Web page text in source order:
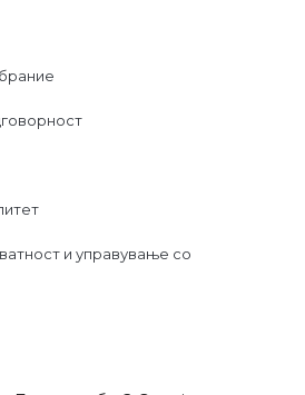
и управување со